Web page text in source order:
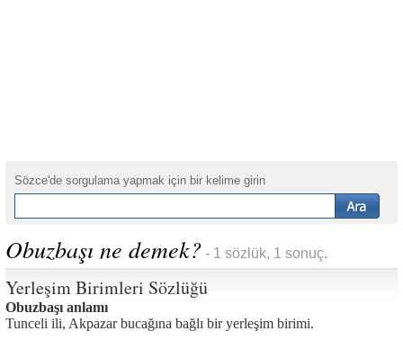
Sözce'de sorgulama yapmak için bir kelime girin
Obuzbaşı ne demek? - 1 sözlük, 1 sonuç.
Yerleşim Birimleri Sözlüğü
Obuzbaşı anlamı
Tunceli ili, Akpazar bucağına bağlı bir yerleşim birimi.